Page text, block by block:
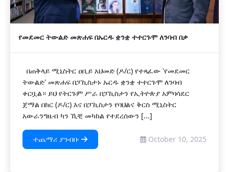
የመደመር ትውልድ መጽሐፍ በኡርዱ ቋንቋ ተተርጉሞ ለንባብ በቃ
በጠቅላይ ሚኒስትር ዐቢይ አህመድ (ዶ/ር) የተጻፈው 'የመደመር
ትውልድ' መጽሐፍ በፓኪስታኑ ኡርዱ ቋንቋ ተተርጉሞ ለንባብ
ቀርቧል። ይህ የትርጉም ሥራ በፓኪስታን የኢትዮጵያ አምባሳደር
ጀማል በከር (ዶ/ር) እና በፓኪስታን የባህልና ቅርስ ሚኒስትር
አውራንግዜብ ካን ኺቺ መካከል የተደረሰውን [...]
ተጨማሪ ያንብቡ October 10, 2025